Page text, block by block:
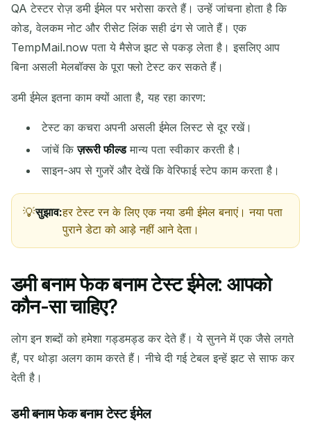
चयनित हटाएं ईमेल बदलें ताज़ा करें
अगली ताज़ा में सेकंड
प्रेषक विषय
आने वाले ईमेल का इंतज़ार कर रहे हैं...
ताज़ा करें
QA टेस्टर रोज़ डमी ईमेल पर भरोसा करते हैं। उन्हें जांचना होता है कि
कोड, वेलकम नोट और रीसेट लिंक सही ढंग से जाते हैं। एक
TempMail.now पता ये मैसेज झट से पकड़ लेता है। इसलिए आप
बिना असली मेलबॉक्स के पूरा फ्लो टेस्ट कर सकते हैं।
डमी ईमेल इतना काम क्यों आता है, यह रहा कारण:
टेस्ट का कचरा अपनी असली ईमेल लिस्ट से दूर रखें।
जांचें किज़रूरी फील्डमान्य पता स्वीकार करती है।
साइन-अप से गुजरें और देखें कि वेरिफाई स्टेप काम करता है।
सुझाव:हर टेस्ट रन के लिए एक नया डमी ईमेल बनाएं। नया पता
पुराने डेटा को आड़े नहीं आने देता।
डमी बनाम फेक बनाम टेस्ट ईमेल: आपको
कौन-सा चाहिए?
लोग इन शब्दों को हमेशा गड्डमड्ड कर देते हैं। ये सुनने में एक जैसे लगते
हैं, पर थोड़ा अलग काम करते हैं। नीचे दी गई टेबल इन्हें झट से साफ कर
देती है।
डमी बनाम फेक बनाम टेस्ट ईमेल